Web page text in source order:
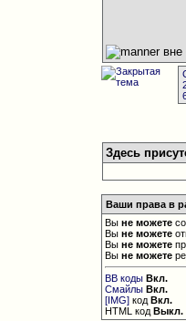
Здесь
Ваши права в
Выне можете
Выне можете
Выне можете
Выне можете
BB коды Вкл.
Смайлы Вкл.
[IMG] кодВкл.
HTML кодВыкл.